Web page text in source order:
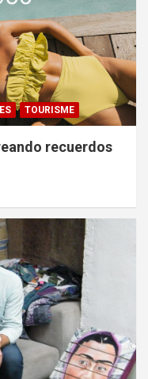
TOURISME
recuerdos